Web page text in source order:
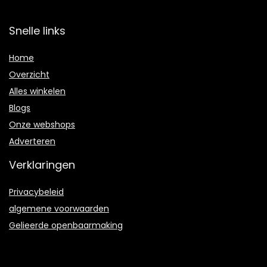
Snelle links
Home
Overzicht
Alles winkelen
Blogs
Onze webshops
Adverteren
Verklaringen
Privacybeleid
algemene voorwaarden
Gelieerde openbaarmaking